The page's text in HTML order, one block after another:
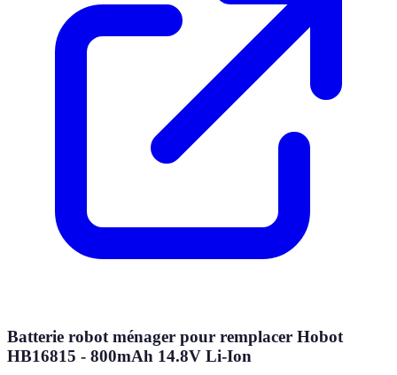
Batterie robot ménager pour remplacer Hobot
HB16815 - 800mAh 14.8V Li-Ion